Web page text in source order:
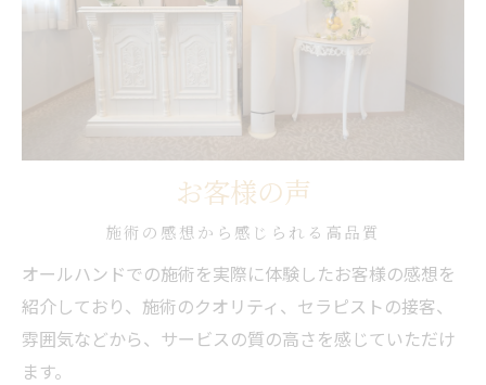
お客様の声
施術の感想から感じられる高品質
オールハンドでの施術を実際に体験したお客様の感想を
紹介しており、施術のクオリティ、セラピストの接客、
雰囲気などから、サービスの質の高さを感じていただけ
ます。